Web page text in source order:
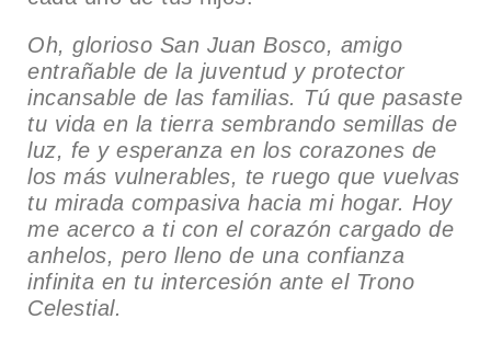
Oh, glorioso San Juan Bosco, amigo
entrañable de la juventud y protector
incansable de las familias. Tú que pasaste
tu vida en la tierra sembrando semillas de
luz, fe y esperanza en los corazones de
los más vulnerables, te ruego que vuelvas
tu mirada compasiva hacia mi hogar. Hoy
me acerco a ti con el corazón cargado de
anhelos, pero lleno de una confianza
infinita en tu intercesión ante el Trono
Celestial.